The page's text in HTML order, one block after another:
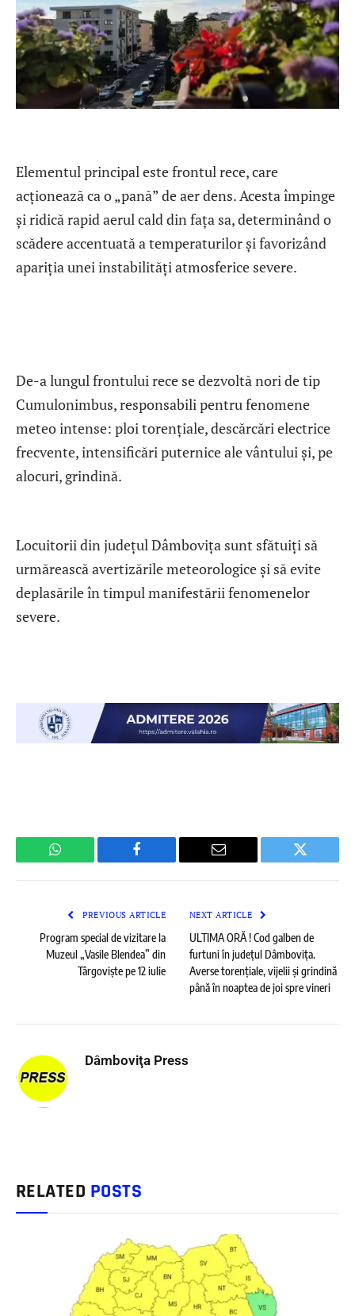
Elementul principal este frontul rece, care
acționează ca o „pană” de aer dens. Acesta împinge
și ridică rapid aerul cald din fața sa, determinând o
scădere accentuată a temperaturilor și favorizând
apariția unei instabilități atmosferice severe.
De-a lungul frontului rece se dezvoltă nori de tip
Cumulonimbus, responsabili pentru fenomene
meteo intense: ploi torențiale, descărcări electrice
frecvente, intensificări puternice ale vântului și, pe
alocuri, grindină.
Locuitorii din județul Dâmbovița sunt sfătuiți să
urmărească avertizările meteorologice și să evite
deplasările în timpul manifestării fenomenelor
severe.
WhatsApp Facebook Email Twitter
PREVIOUS ARTICLE
Program special de vizitare la
Muzeul „Vasile Blendea” din
Târgoviște pe 12 iulie
NEXT ARTICLE
ULTIMA ORĂ ! Cod galben de
furtuni în județul Dâmbovița.
Averse torențiale, vijelii și grindină
până în noaptea de joi spre vineri
Dâmboviţa Press
RELATED POSTS